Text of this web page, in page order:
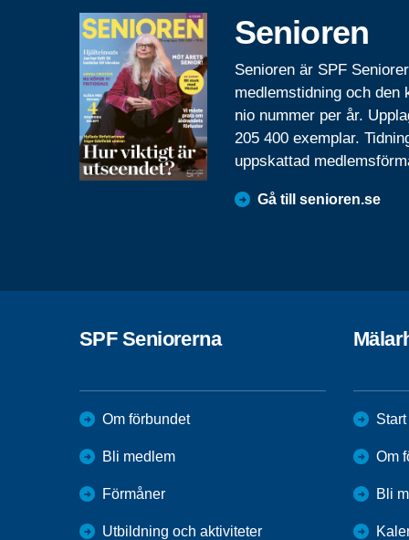
Senioren
Senioren är SPF
medlemstidning och den
nio nummer per år.
205 400 exemplar.
uppskattad
Gå till senioren.se
SPF Seniorerna
Om förbundet
Bli medlem
Förmåner
Utbildning och aktiviteter
Start
Om
Bli